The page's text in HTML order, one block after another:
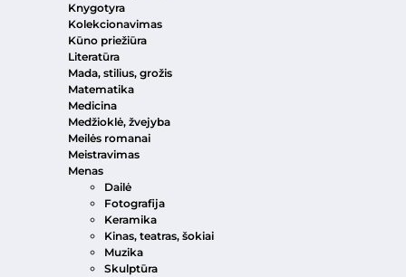
Knygotyra
Kolekcionavimas
Kūno priežiūra
Literatūra
Mada, stilius, grožis
Matematika
Medicina
Medžioklė, žvejyba
Meilės romanai
Meistravimas
Menas
Dailė
Fotografija
Keramika
Kinas, teatras, šokiai
Muzika
Skulptūra